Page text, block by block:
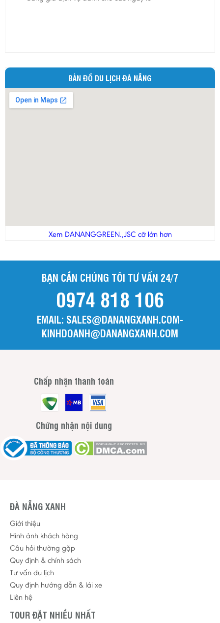
Quảng Bình
Quảng Ngãi
Quảng Ninh
Tuyên Quang
BẢN ĐỒ DU LỊCH ĐÀ NẴNG
Xem DANANGGREEN.,JSC cỡ lớn hơn
BẠN CẦN CHÚNG TÔI TƯ VẤN 24/7
0974 818 106
EMAIL: SALES@DANANGXANH.COM-
KINHDOANH@DANANGXANH.COM
Chấp nhận thanh toán
Chứng nhận nội dung
ĐÀ NẴNG XANH
Giới thiệu
Hình ảnh khách hàng
Câu hỏi thường gặp
Quy định & chính sách
Tư vấn du lịch
Quy định hướng dẫn & lái xe
Liên hệ
TOUR ĐẶT NHIỀU NHẤT